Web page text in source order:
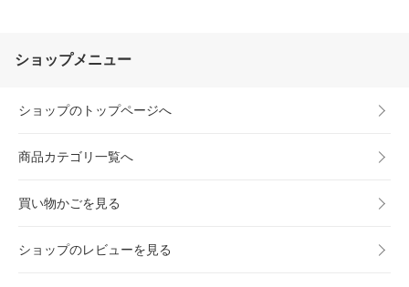
ショップメニュー
ショップのトップページへ
商品カテゴリ一覧へ
買い物かごを見る
ショップのレビューを見る